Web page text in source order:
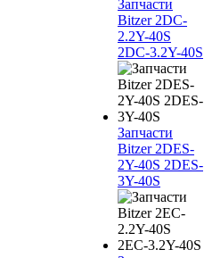
Запчасти
Bitzer 2DC-
2.2Y-40S
2DC-3.2Y-40S
Запчасти
Bitzer 2DES-
2Y-40S 2DES-
3Y-40S